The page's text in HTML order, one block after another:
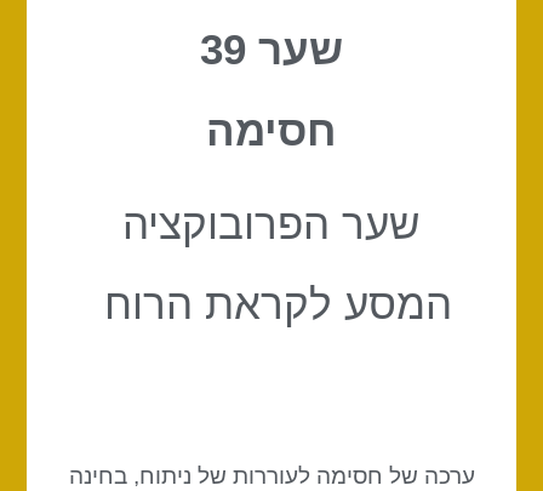
שער 39
חסימה
שער הפרובוקציה
המסע לקראת הרוח
ערכה של חסימה לעוררות של ניתוח, בחינה